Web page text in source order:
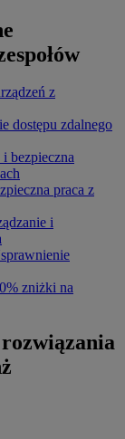
z
dostępu zdalnego
bezpieczna
praca z
i
zniżki na